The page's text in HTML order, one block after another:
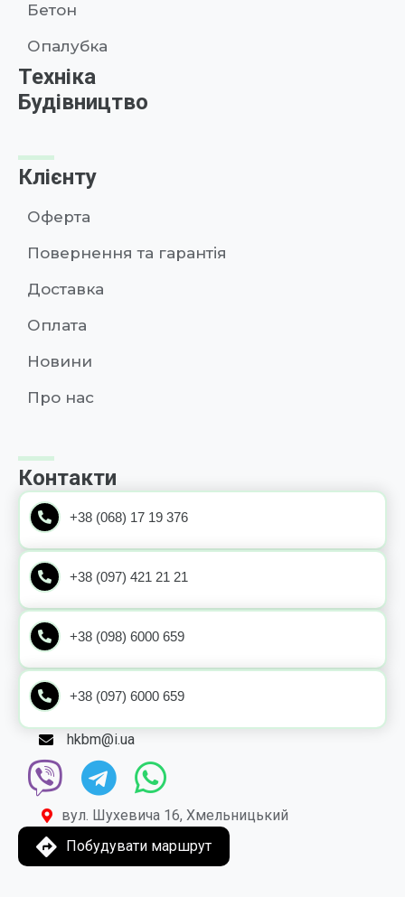
Бетон
Опалубка
Техніка
Будівництво
Клієнту
Оферта
Повернення та гарантія
Доставка
Оплата
Новини
Про нас
Контакти
+38 (068) 17 19 376
+38 (097) 421 21 21
+38 (098) 6000 659
+38 (097) 6000 659
hkbm@i.ua
вул. Шухевича 16, Хмельницький
Побудувати маршрут